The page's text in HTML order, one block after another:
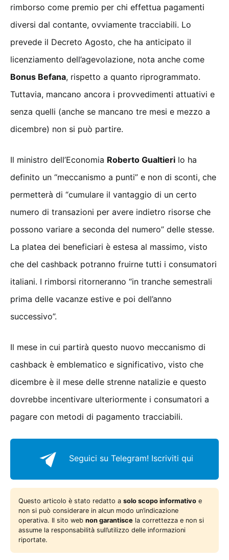
rimborso come premio per chi effettua pagamenti
diversi dal contante, ovviamente tracciabili. Lo
prevede il Decreto Agosto, che ha anticipato il
licenziamento dell’agevolazione, nota anche come
Bonus Befana, rispetto a quanto riprogrammato.
Tuttavia, mancano ancora i provvedimenti attuativi e
senza quelli (anche se mancano tre mesi e mezzo a
dicembre) non si può partire.
Il ministro dell’Economia Roberto Gualtieri lo ha
definito un “meccanismo a punti” e non di sconti, che
permetterà di “cumulare il vantaggio di un certo
numero di transazioni per avere indietro risorse che
possono variare a seconda del numero” delle stesse.
La platea dei beneficiari è estesa al massimo, visto
che del cashback potranno fruirne tutti i consumatori
italiani. I rimborsi ritorneranno “in tranche semestrali
prima delle vacanze estive e poi dell’anno
successivo”.
Il mese in cui partirà questo nuovo meccanismo di
cashback è emblematico e significativo, visto che
dicembre è il mese delle strenne natalizie e questo
dovrebbe incentivare ulteriormente i consumatori a
pagare con metodi di pagamento tracciabili.
Seguici su Telegram! Iscriviti qui
Questo articolo è stato redatto a solo scopo informativo e
non si può considerare in alcun modo un’indicazione
operativa. Il sito web non garantisce la correttezza e non si
assume la responsabilità sull’utilizzo delle informazioni
riportate.